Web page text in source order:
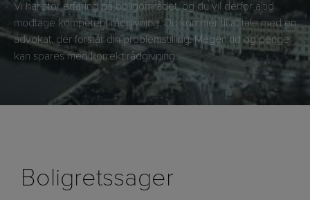
Vi har stor erfaring på boligområdet, og du vil derfor altid
modtage kompetent rådgivning. Du kommer til at tale med en
advokat, der forstår din problemstilling. Megen tid og penge
kan spares med korrekt rådgivning.
Boligretssager